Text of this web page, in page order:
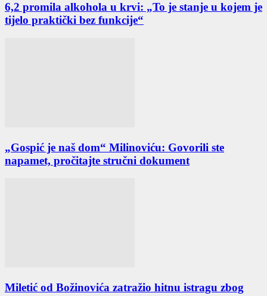
6,2 promila alkohola u krvi: „To je stanje u kojem je
tijelo praktički bez funkcije“
„Gospić je naš dom“ Milinoviću: Govorili ste
napamet, pročitajte stručni dokument
Miletić od Božinovića zatražio hitnu istragu zbog